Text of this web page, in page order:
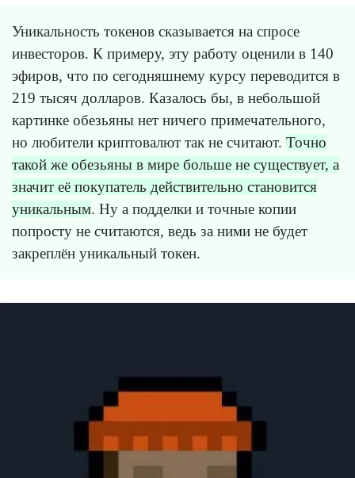
Уникальность токенов сказывается на спросе
инвесторов. К примеру, эту работу оценили в 140
эфиров, что по сегодняшнему курсу переводится в
219 тысяч долларов. Казалось бы, в небольшой
картинке обезьяны нет ничего примечательного,
но любители криптовалют так не считают. Точно
такой же обезьяны в мире больше не существует, а
значит её покупатель действительно становится
уникальным. Ну а подделки и точные копии
попросту не считаются, ведь за ними не будет
закреплён уникальный токен.